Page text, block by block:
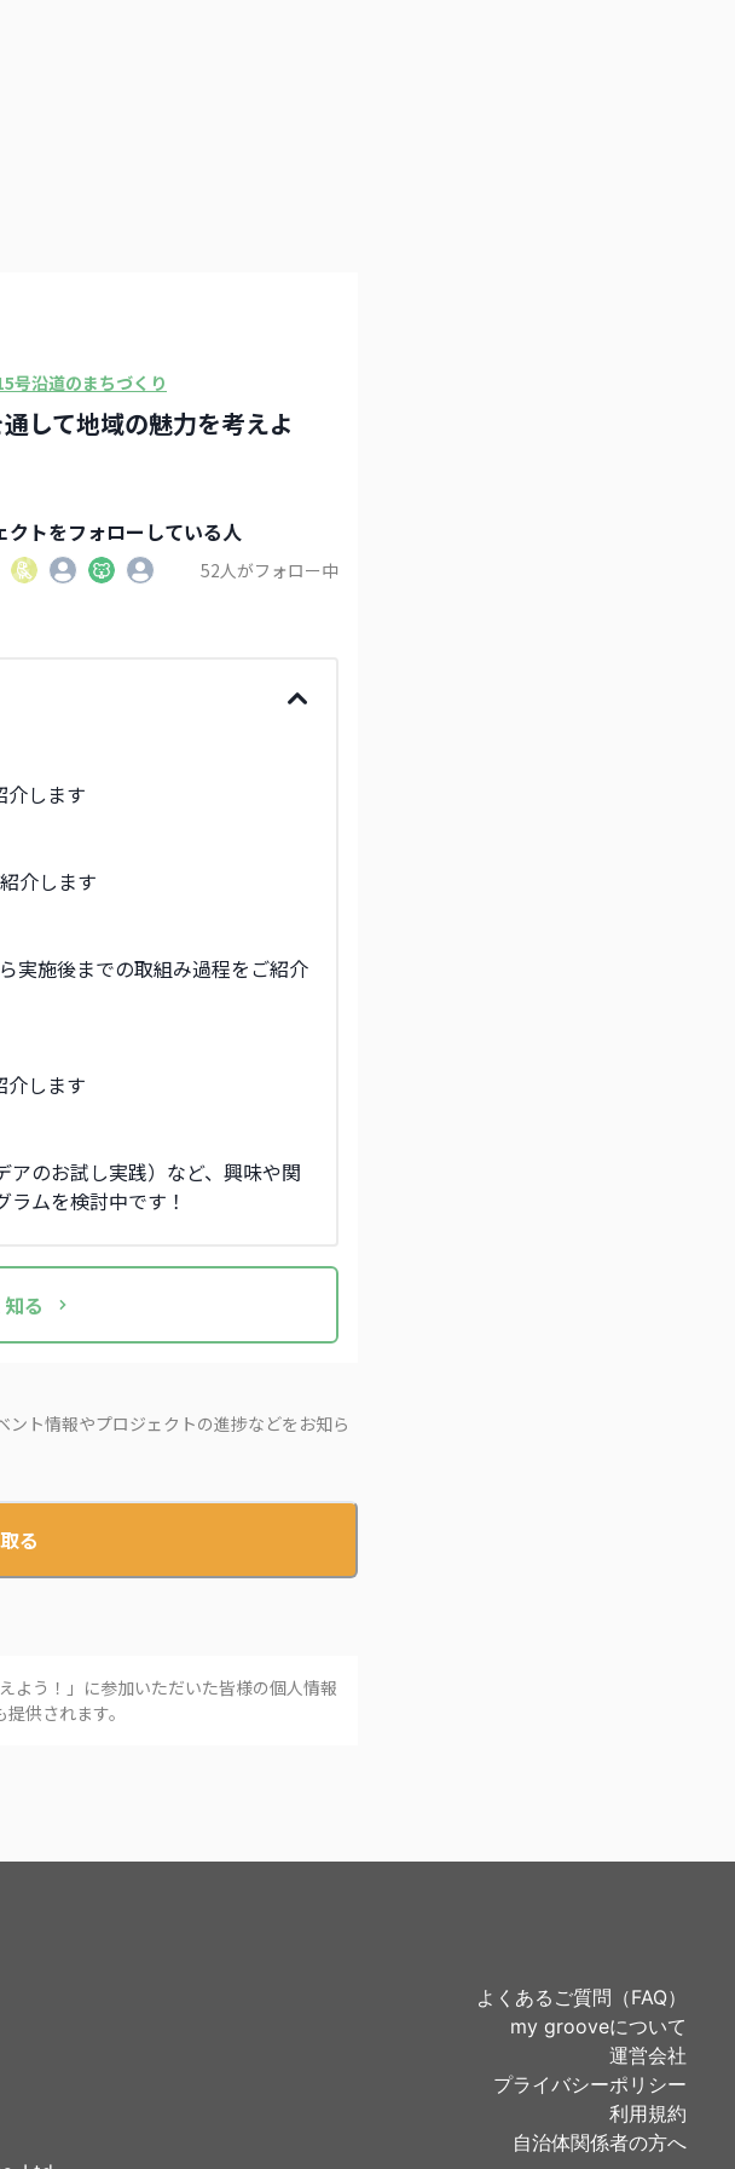
号沿道のまちづくり
して地域の魅力を考えよ
クトをフォローしている人
52人がフォロー中
介します
介します
実施後までの取組み過程をご紹介
介します
のお試し実践）など、興味や関
ムを検討中です！
る
ト情報やプロジェクトの進捗などをお知ら
る
よう！ 」に参加いただいた皆様の個人情報
提供されます。
よくあるご質問（FAQ）
my grooveについて
運営会社
プライバシーポリシー
利用規約
自治体関係者の方へ